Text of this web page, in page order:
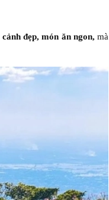
cảnh đẹp, món ăn ngon, mà